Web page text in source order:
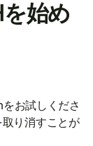
始め
お試しくださ
り消すことが